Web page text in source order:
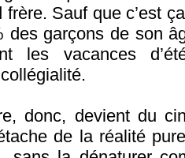
Sauf que c’est
des garçons de son
les vacances
donc, devient du
de la réalité